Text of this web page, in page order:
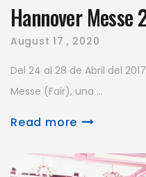
Hannover Messe
August 17 , 2020
Del 24 al 28 de Abril del
Messe (Fair), una ...
Read more